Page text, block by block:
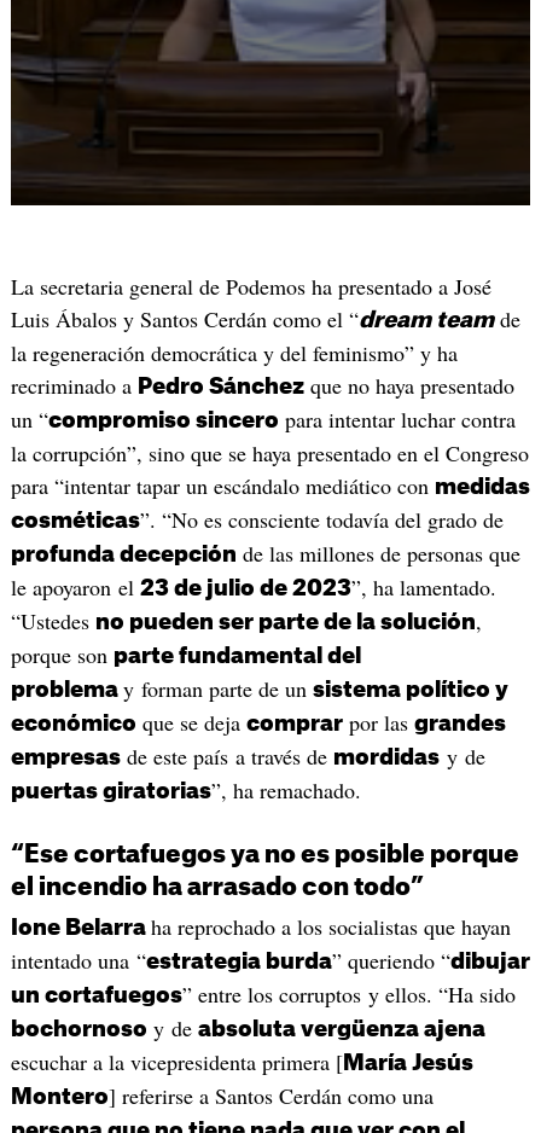
La secretaria general de Podemos ha presentado a José
Luis Ábalos y Santos Cerdán como el “dream teamde
la regeneración democrática y del feminismo” y ha
recriminado a Pedro Sánchezque no haya presentado
un “compromiso sincero para intentar luchar contra
la corrupción”, sino que se haya presentado en el Congreso
para “intentar tapar un escándalo mediático con medidas
cosméticas”. “No es consciente todavía del grado de
profunda decepción de las millones de personas que
le apoyaron el 23 de julio de 2023”, ha lamentado.
“Ustedes no pueden ser parte de la solución,
porque son parte fundamental del
problema y forman parte de un sistema político y
económico que se deja comprarpor las grandes
empresasde este país a través de mordidasy de
puertas giratorias”, ha remachado.
“Ese cortafuegos ya no es posible porque
el incendio ha arrasado con todo”
Ione Belarra ha reprochado a los socialistas que hayan
intentado una “estrategia burda” queriendo “dibujar
un cortafuegos” entre los corruptos y ellos. “Ha sido
bochornoso y de absoluta vergüenza ajena
escuchar a la vicepresidenta primera [María Jesús
Montero] referirse a Santos Cerdán como una